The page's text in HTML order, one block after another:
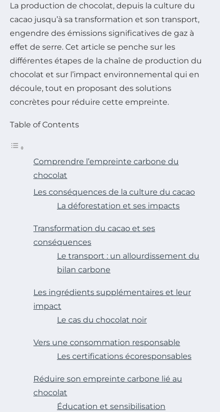
La production de chocolat, depuis la culture du
cacao jusqu’à sa transformation et son transport,
engendre des émissions significatives de gaz à
effet de serre. Cet article se penche sur les
différentes étapes de la chaîne de production du
chocolat et sur l’impact environnemental qui en
découle, tout en proposant des solutions
concrètes pour réduire cette empreinte.
Table of Contents
Comprendre l’empreinte carbone du
chocolat
Les conséquences de la culture du cacao
La déforestation et ses impacts
Transformation du cacao et ses
conséquences
Le transport : un allourdissement du
bilan carbone
Les ingrédients supplémentaires et leur
impact
Le cas du chocolat noir
Vers une consommation responsable
Les certifications écoresponsables
Réduire son empreinte carbone lié au
chocolat
Éducation et sensibilisation